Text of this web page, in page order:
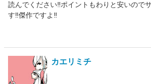
読んでください‼ポイントもわりと安いので
す‼傑作ですよ‼
カエリミチ